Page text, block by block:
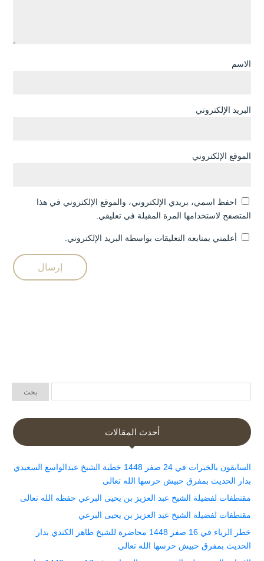
الاسم
البريد الإلكتروني
الموقع الإلكتروني
احفظ اسمي، بريدي الإلكتروني، والموقع الإلكتروني في هذا
المتصفح لاستخدامها المرة المقبلة في تعليقي.
أعلمني بمتابعة التعليقات بواسطة البريد الإلكتروني.
أحدث المقالات
السابقون بالخيرات في 24 صفر 1448 خطبة الشيخ عبدالواسع السعيدي
بدار الحديث بمفرق حبيش حرسها الله تعالى
مقتطفات لفضيلة الشيخ عبد العزيز بن يحيى البرعي حفظه الله تعالى
مقتطفات لفضيلة الشيخ عبد العزيز بن يحيى البرعي
خطر الرياء في 16 صفر 1448 محاضرة للشيخ طاهر الكندي بدار
الحديث بمفرق حبيش حرسها الله تعالى